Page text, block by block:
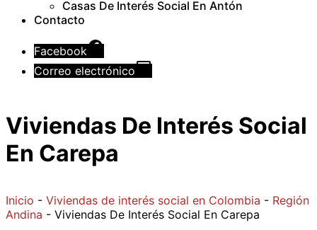
Casas De Interés Social En Antón
Contacto
Facebook
Correo electrónico
Viviendas De Interés Social
En Carepa
Inicio - Viviendas de interés social en Colombia - Región
Andina - Viviendas De Interés Social En Carepa